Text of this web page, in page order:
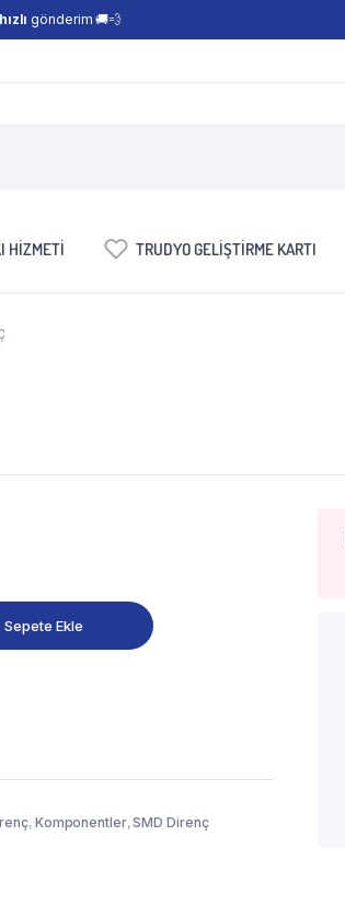
hızlı gönderim 🚚💨
HIZMETI TRUDYO GELIŞTIRME KARTI
Sepete Ekle
, Komponentler,SMD Direnç